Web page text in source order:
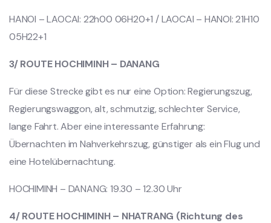
HANOI – LAOCAI: 22h00 06H20+1 / LAOCAI – HANOI: 21H10
05H22+1
3/ ROUTE HOCHIMINH – DANANG
Für diese Strecke gibt es nur eine Option: Regierungszug,
Regierungswaggon, alt, schmutzig, schlechter Service,
lange Fahrt. Aber eine interessante Erfahrung:
Übernachten im Nahverkehrszug, günstiger als ein Flug und
eine Hotelübernachtung.
HOCHIMINH – DANANG: 19.30 – 12.30 Uhr
4/ ROUTE HOCHIMINH – NHATRANG (Richtung des